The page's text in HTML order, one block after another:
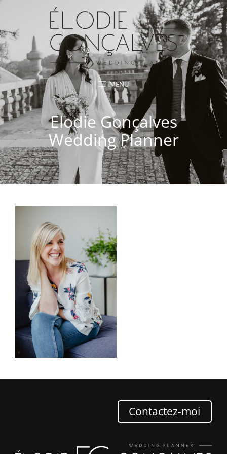
MENU
Elodie Gonçalves
Wedding Planner
Contactez-moi